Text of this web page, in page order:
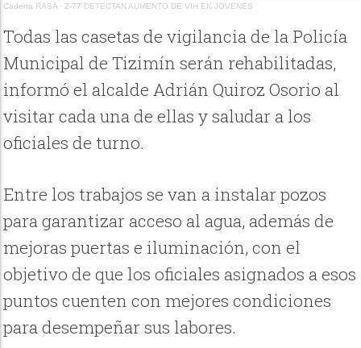
Cadena RASA · Z-77 DETECTAN AUMENTO DE VIH EN JOVENES
Todas las casetas de vigilancia de la Policía
Municipal de Tizimín serán rehabilitadas,
informó el alcalde Adrián Quiroz Osorio al
visitar cada una de ellas y saludar a los
oficiales de turno.
Entre los trabajos se van a instalar pozos
para garantizar acceso al agua, además de
mejoras puertas e iluminación, con el
objetivo de que los oficiales asignados a esos
puntos cuenten con mejores condiciones
para desempeñar sus labores.